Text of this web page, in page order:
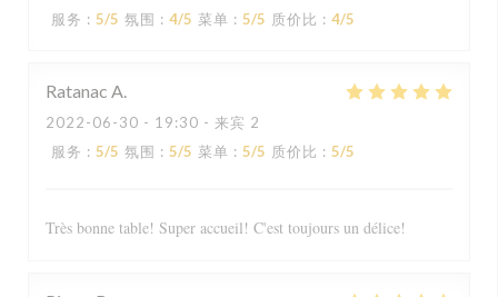
服务 : 5/5 氛围 : 4/5 菜单 : 5/5 质价比 : 4/5
Ratanac A
2022-06-30 - 19:30 - 来宾 2
服务 : 5/5 氛围 : 5/5 菜单 : 5/5 质价比 : 5/5
Très bonne table! Super accueil! C'est toujours un délice!